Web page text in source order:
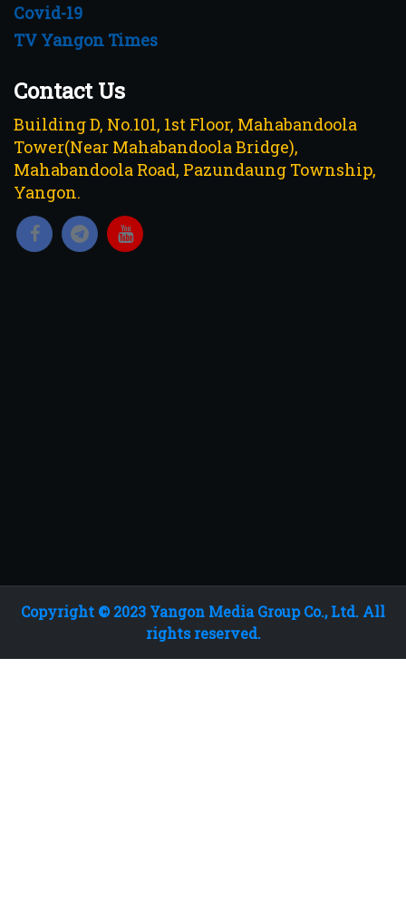
Covid-19
TV Yangon Times
Contact Us
Building D, No.101, 1st Floor, Mahabandoola
Tower(Near Mahabandoola Bridge),
Mahabandoola Road, Pazundaung Township,
Yangon.
Copyright © 2023 Yangon Media Group Co., Ltd. All
rights reserved.